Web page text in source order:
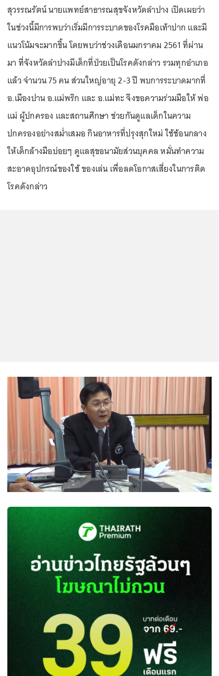
สุวรรณรัตน์ นายแพทย์สาธารณสุขจังหวัดลำปาง เปิดเผยว่า
ในช่วงนี้มีการพบว่าเริ่มมีการระบาดของโรคมือเท้าปาก และมี
แนวโน้มจะมากขึ้น โดยพบว่าช่วงเดือนมกราคม 2561 ที่ผ่าน
มา ที่จังหวัดลำปางมีเด็กที่ป่วยเป็นโรคดังกล่าว รวมทุกอำเภอ
แล้ว จำนวน 75 คน ส่วนใหญ่อายุ 2-3 ปี พบการระบาดมากที่
อ.เมืองปาน อ.แม่พริก และ อ.แม่ทะ จึงขอความร่วมมือให้ พ่อ
แม่ ผู้ปกครอง และสถานศึกษา ช่วยกันดูแลเด็กในความ
ปกครองอย่างสม่ำเสมอ กินอาหารที่ปรุงสุกใหม่ ใช้ช้อนกลาง
ให้เด็กล้างมือบ่อยๆ ดูแลสุขอนามัยส่วนบุคคล หมั่นทำความ
สะอาดอุปกรณ์ของใช้ ของเล่น เพื่อลดโอกาสเสี่ยงในการติด
โรคดังกล่าว